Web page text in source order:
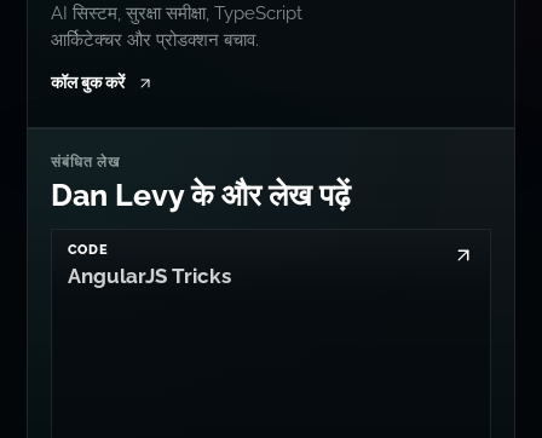
AI सिस्टम, सुरक्षा समीक्षा, TypeScript
आर्किटेक्चर और प्रोडक्शन बचाव.
कॉल बुक करें
संबंधित लेख
Dan Levy के और लेख पढ़ें
CODE
AngularJS Tricks